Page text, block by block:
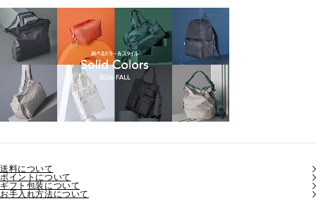
送料について
ポイントについて
ギフト包装について
お手入れ方法について